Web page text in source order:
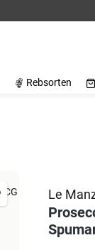
Rebsorten
Le